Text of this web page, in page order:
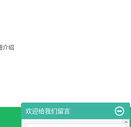
介绍
欢迎给我们留言